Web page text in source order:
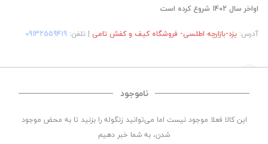
ناموجود
این کالا فعلا موجود نیست اما می‌توانید زنگوله را بزنید تا به محض موجود
شدن، به شما خبر دهیم
اواخر سال 1402 شروع کرده است
آدرس: یزد-بازارچه اطلسی- فروشگاه کیف و کفش تامی | تلفن: ‎09132559419
تمامی حقوق این سایت متعلق بهفروشگاه کیف و کفش تامیمی باشد. | طراحی و کد
نویسی:سپکام سیستم اجرا:شرکت دیجیتال مارکتینگ سپتا